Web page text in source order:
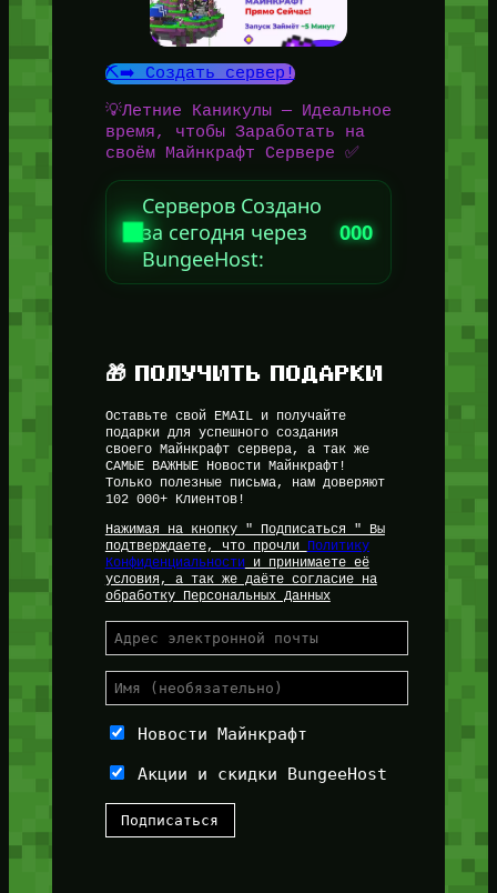
⛏️➡️ Создать сервер!
💡Летние Каникулы — Идеальное
время, чтобы Заработать на
своём Майнкрафт Сервере ✅
Серверов Создано
за сегодня через
BungeeHost:
000
🎁 ПОЛУЧИТЬ ПОДАРКИ
Оставьте свой EMAIL и получайте
подарки для успешного создания
своего Майнкрафт сервера, а так же
САМЫЕ ВАЖНЫЕ Новости Майнкрафт!
Только полезные письма, нам доверяют
102 000+ Клиентов!
Нажимая на кнопку " Подписаться " Вы
подтверждаете, что прочли
Политику
Конфиденциальностии принимаете её
условия, а так же даёте согласие на
обработку Персональных Данных
Новости Майнкрафт
Акции и скидки BungeeHost